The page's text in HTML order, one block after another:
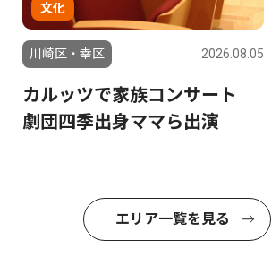
文化
川崎区・幸区 2026.08.05
カルッツで家族コンサート
劇団四季出身ママら出演
エリア一覧を見る